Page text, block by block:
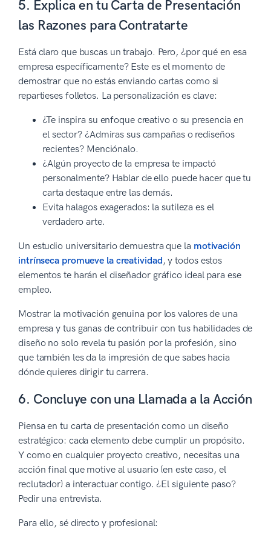
5. Explica en tu Carta de Presentación
las Razones para Contratarte
Está claro que buscas un trabajo. Pero, ¿por qué en esa
empresa específicamente? Este es el momento de
demostrar que no estás enviando cartas como si
repartieses folletos. La personalización es clave:
¿Te inspira su enfoque creativo o su presencia en
el sector? ¿Admiras sus campañas o rediseños
recientes? Menciónalo.
¿Algún proyecto de la empresa te impactó
personalmente? Hablar de ello puede hacer que tu
carta destaque entre las demás.
Evita halagos exagerados: la sutileza es el
verdadero arte.
Un estudio universitario demuestra que la motivación
intrínseca promueve la creatividad, y todos estos
elementos te harán el diseñador gráfico ideal para ese
empleo.
Mostrar la motivación genuina por los valores de una
empresa y tus ganas de contribuir con tus habilidades de
diseño no solo revela tu pasión por la profesión, sino
que también les da la impresión de que sabes hacia
dónde quieres dirigir tu carrera.
6. Concluye con una Llamada a la Acción
Piensa en tu carta de presentación como un diseño
estratégico: cada elemento debe cumplir un propósito.
Y como en cualquier proyecto creativo, necesitas una
acción final que motive al usuario (en este caso, el
reclutador) a interactuar contigo. ¿El siguiente paso?
Pedir una entrevista.
Para ello, sé directo y profesional: